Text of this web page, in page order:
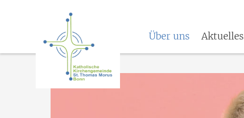
Über uns Aktuelles